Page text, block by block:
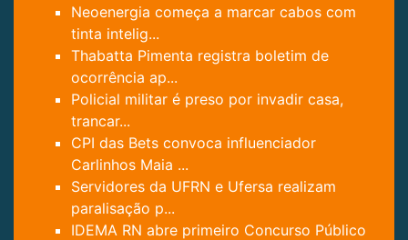
Neoenergia começa a marcar cabos com
tinta intelig...
Thabatta Pimenta registra boletim de
ocorrência ap...
Policial militar é preso por invadir casa,
trancar...
CPI das Bets convoca influenciador
Carlinhos Maia ...
Servidores da UFRN e Ufersa realizam
paralisação p...
IDEMA RN abre primeiro Concurso Público